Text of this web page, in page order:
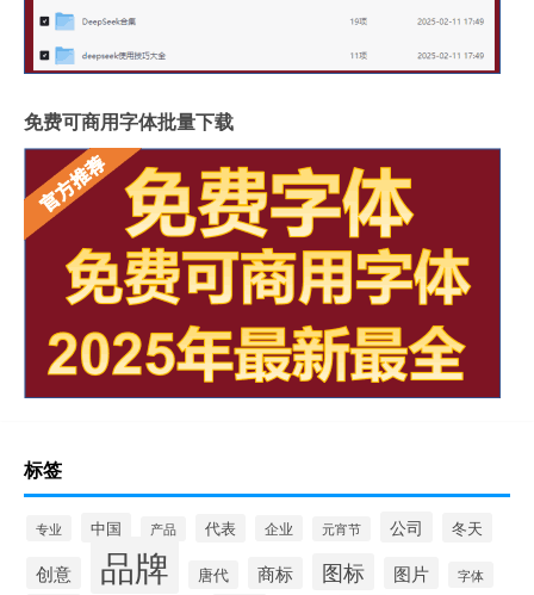
免费可商用字体批量下载
标签
专业 中国 产品 代表 企业 元宵节 公司 冬天
创意 品牌 唐代 商标 图标 图片 字体